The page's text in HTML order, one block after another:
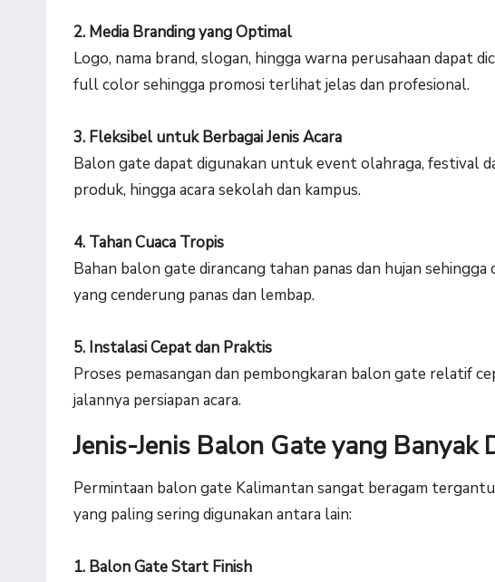
2. Media Branding yang Optimal
Logo, nama brand, slogan, hingga warna perusahaan dapat
full color sehingga promosi terlihat jelas dan profesional.
3. Fleksibel untuk Berbagai Jenis Acara
Balon gate dapat digunakan untuk event olahraga, festival
produk, hingga acara sekolah dan kampus.
4. Tahan Cuaca Tropis
Bahan balon gate dirancang tahan panas dan hujan
yang cenderung panas dan lembap.
5. Instalasi Cepat dan Praktis
Proses pemasangan dan pembongkaran balon gate relatif
jalannya persiapan acara.
Jenis-Jenis Balon Gate yang
Permintaan balon gate Kalimantan sangat beragam
yang paling sering digunakan antara lain:
1. Balon Gate Start Finish